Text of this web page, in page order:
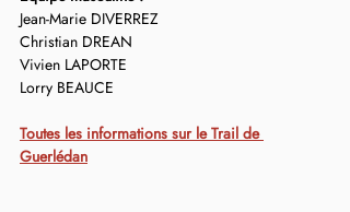
Jean-Marie DIVERREZ
Christian DREAN
Vivien LAPORTE
Lorry BEAUCE
Toutes les informations sur le Trail de
Guerlédan